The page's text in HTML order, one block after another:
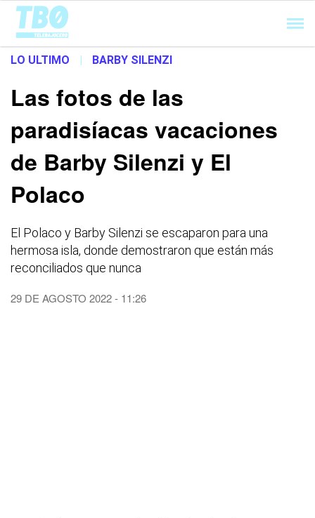
Cargando...
LO ULTIMO | BARBY SILENZI
Las fotos de las
paradisíacas vacaciones
de Barby Silenzi y El
Polaco
El Polaco y Barby Silenzi se escaparon para una
hermosa isla, donde demostraron que están más
reconciliados que nunca
29 DE AGOSTO 2022 - 11:26